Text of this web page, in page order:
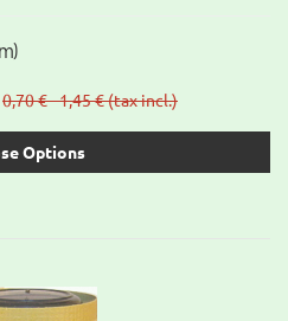
0,70 € - 1,45 €(tax incl.)
Options